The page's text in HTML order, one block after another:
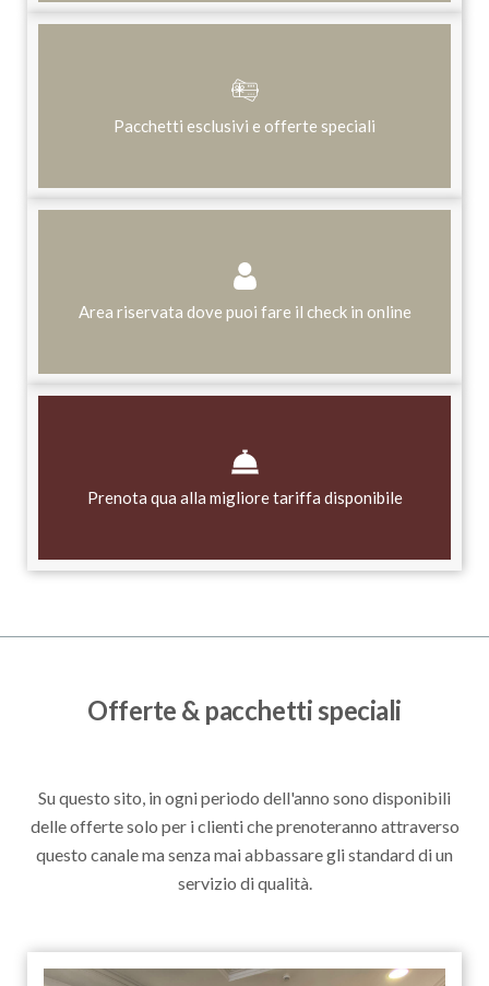
Pacchetti esclusivi e offerte speciali
Area riservata dove puoi fare il check in online
Prenota qua alla migliore tariffa disponibile
Offerte & pacchetti speciali
Su questo sito, in ogni periodo dell'anno sono disponibili
delle offerte solo per i clienti che prenoteranno attraverso
questo canale ma senza mai abbassare gli standard di un
servizio di qualità.